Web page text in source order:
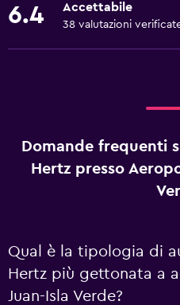
6.4 Accettabile
38 valutazioni
Domande frequenti
Hertz presso
Qual è la tipologia di
Hertz più gettonata a
Juan-Isla Verde?